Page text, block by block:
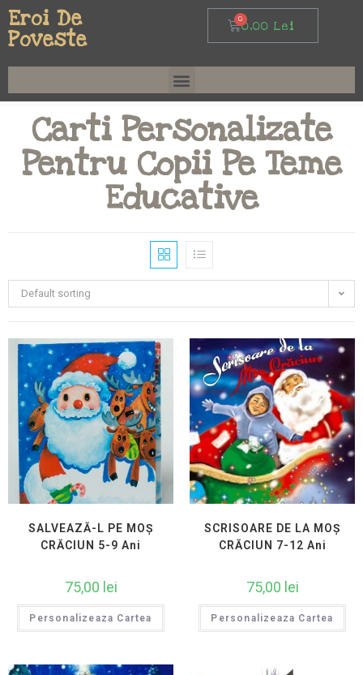
Eroi De
Poveste
0,00Lei
Carti Personalizate
Pentru Copii Pe Teme
Educative
Default sorting
SALVEAZĂ-L PE MOȘ
CRĂCIUN 5-9 Ani
75,00 lei
Personalizeaza Cartea
SCRISOARE DE LA MOȘ
CRĂCIUN 7-12 Ani
75,00 lei
Personalizeaza Cartea